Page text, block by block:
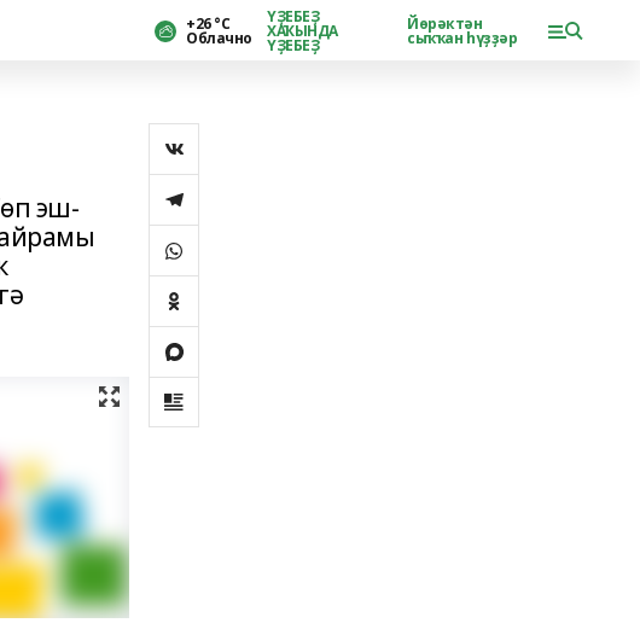
+26 °С
Облачно
ҮҘЕБЕҘ
ХАҠЫНДА
ҮҘЕБЕҘ
Йөрәктән
сыҡҡан һүҙҙәр
эш-